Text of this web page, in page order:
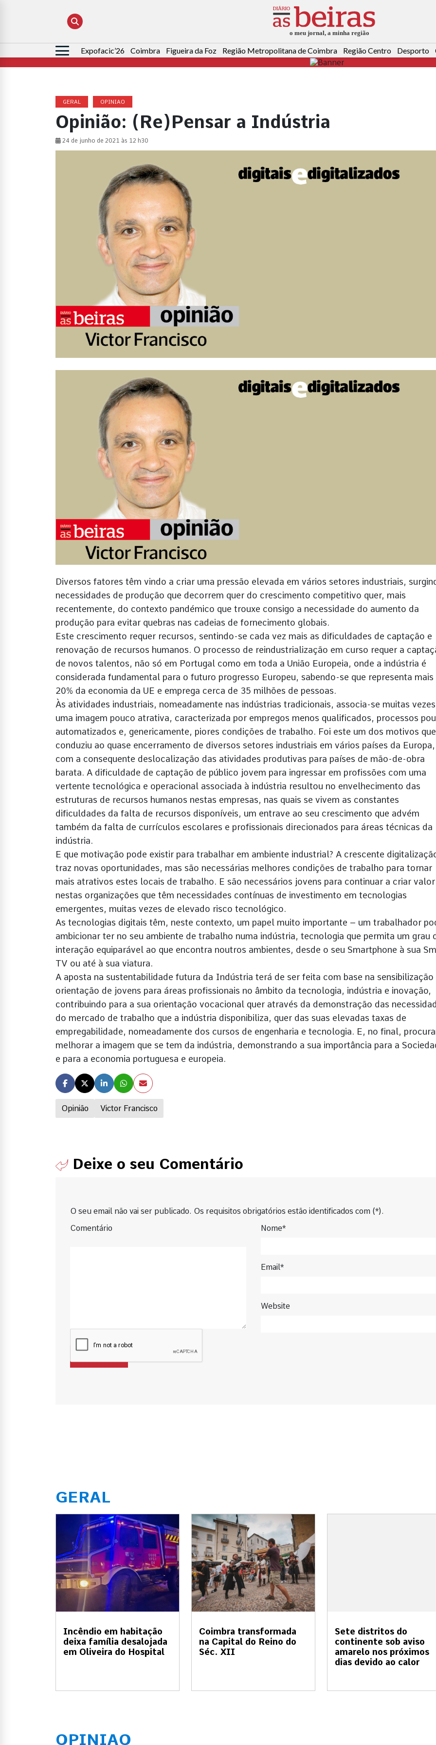
Pesquisar
por:
Expofacic’26 Coimbra Figueira da Foz Região Metropolitana de Coimbra Região Centro Desporto
GERAL OPINIAO
Opinião: (Re)Pensar a Indústria
24 de junho de 2021 às 12 h30
Opinião Victor Francisco
Diversos fatores têm vindo a criar uma pressão elevada em vários setores industriais,
necessidades de produção que decorrem quer do crescimento competitivo quer, mais
recentemente, do contexto pandémico que trouxe consigo a necessidade do aumento da
produção para evitar quebras nas cadeias de fornecimento globais.
Este crescimento requer recursos, sentindo-se cada vez mais as dificuldades de captação e
renovação de recursos humanos. O processo de reindustrialização em curso requer a
de novos talentos, não só em Portugal como em toda a União Europeia, onde a indústria é
considerada fundamental para o futuro progresso Europeu, sabendo-se que representa mais
20% da economia da UE e emprega cerca de 35 milhões de pessoas.
Às atividades industriais, nomeadamente nas indústrias tradicionais, associa-se muitas vezes
uma imagem pouco atrativa, caracterizada por empregos menos qualificados, processos
automatizados e, genericamente, piores condições de trabalho. Foi este um dos motivos que
conduziu ao quase encerramento de diversos setores industriais em vários países da Europa,
com a consequente deslocalização das atividades produtivas para países de mão-de-obra
barata. A dificuldade de captação de público jovem para ingressar em profissões com uma
vertente tecnológica e operacional associada à indústria resultou no envelhecimento das
estruturas de recursos humanos nestas empresas, nas quais se vivem as constantes
dificuldades da falta de recursos disponíveis, um entrave ao seu crescimento que advém
também da falta de currículos escolares e profissionais direcionados para áreas técnicas da
indústria.
E que motivação pode existir para trabalhar em ambiente industrial? A crescente
traz novas oportunidades, mas são necessárias melhores condições de trabalho para tornar
mais atrativos estes locais de trabalho. E são necessários jovens para continuar a criar valor
nestas organizações que têm necessidades contínuas de investimento em tecnologias
emergentes, muitas vezes de elevado risco tecnológico.
As tecnologias digitais têm, neste contexto, um papel muito importante – um trabalhador
ambicionar ter no seu ambiente de trabalho numa indústria, tecnologia que permita um grau
interação equiparável ao que encontra noutros ambientes, desde o seu Smartphone à sua
TV ou até à sua viatura.
A aposta na sustentabilidade futura da Indústria terá de ser feita com base na sensibilização
orientação de jovens para áreas profissionais no âmbito da tecnologia, indústria e inovação,
contribuindo para a sua orientação vocacional quer através da demonstração das
do mercado de trabalho que a indústria disponibiliza, quer das suas elevadas taxas de
empregabilidade, nomeadamente dos cursos de engenharia e tecnologia. E, no final,
melhorar a imagem que se tem da indústria, demonstrando a sua importância para a
e para a economia portuguesa e europeia.
Deixe o seu Comentário
O seu email não vai ser publicado. Os requisitos obrigatórios estão identificados com (*).
Comentário
Nome*
Email*
Website
GERAL
Incêndio em habitação
deixa família desalojada
em Oliveira do Hospital
Coimbra transformada
na Capital do Reino do
Séc. XII
Sete distritos do
continente sob aviso
amarelo nos próximos
dias devido ao calor
OPINIAO